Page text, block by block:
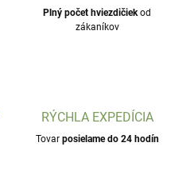
Plný počet hviezdičiekod
zákaníkov
RÝCHLA EXPEDÍCIA
Tovar posielame do 24 hodín